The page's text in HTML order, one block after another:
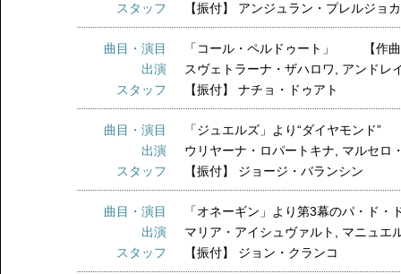
スタッフ
【振付】 アンジュラン・プレルジョ
曲目・演目
「コール・ペルドゥート」 【作曲
出演
スヴェトラーナ・ザハロワ
アンドレ
スタッフ
【振付】ナチョ・ドゥアト
曲目・演目
「ジュエルズ」より“ダイヤモンド
出演
ウリヤーナ・ロパートキナ
マルセロ
スタッフ
【振付】 ジョージ・バランシン
曲目・演目
「オネーギン」より第3幕のパ・
出演
マリア・アイシュヴァルト
マニュエ
スタッフ
【振付】 ジョン・クランコ